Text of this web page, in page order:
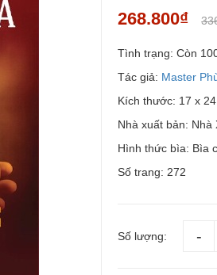
268.800₫
Tình trạng: Còn
Tác giả: Master
Kích thước: 17 x
Nhà xuất bản: Nhà
Hình thức bìa: Bìa
Số trang: 272
Số lượng: